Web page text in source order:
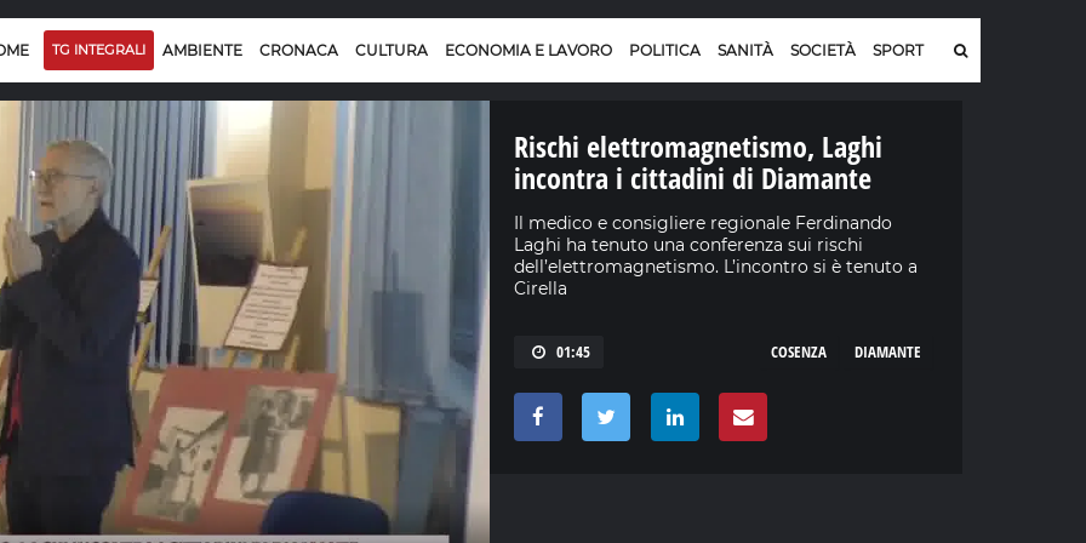
TG INTEGRALI AMBIENTE CRONACA CULTURA ECONOMIA E LAVORO POLITICA SANITÀ SOCIETÀ SPORT
Rischi elettromagnetismo, Laghi
incontra i cittadini di Diamante
Il medico e consigliere regionale Ferdinando
Laghi ha tenuto una conferenza sui rischi
dell’elettromagnetismo. L’incontro si è tenuto a
Cirella
01:45 DIAMANTE
COSENZA